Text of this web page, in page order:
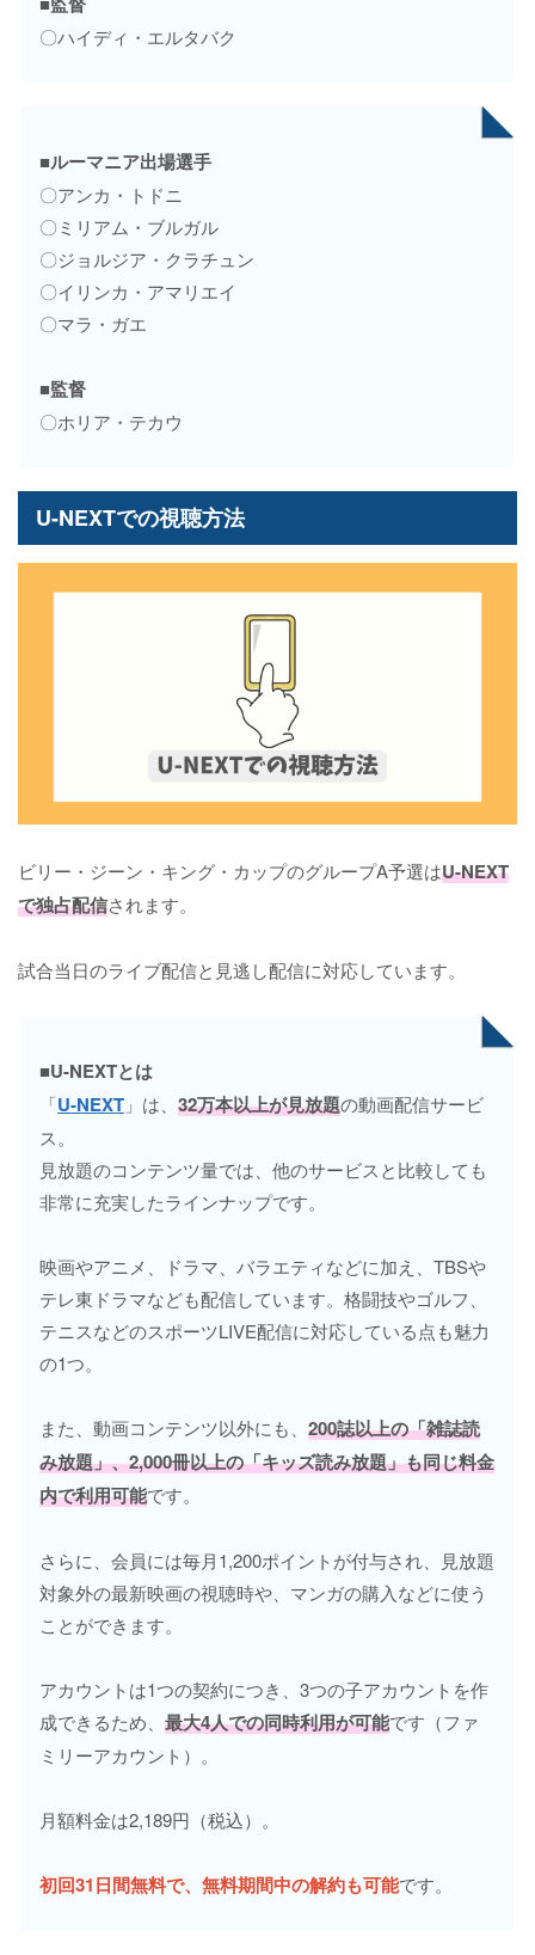
〇ハイディ・エルタバク
■ルーマニア出場選手
〇アンカ・トドニ
〇ミリアム・ブルガル
〇ジョルジア・クラチュン
〇イリンカ・アマリエイ
〇マラ・ガエ
■監督
〇ホリア・テカウ
U-NEXTでの視聴方法
ビリー・ジーン・キング・カップのグループA予選はU-NEXT
で独占配信されます。
試合当日のライブ配信と見逃し配信に対応しています。
■U-NEXTとは
「U-NEXT」は、 32万本以上が見放題の動画配信サービ
ス。
見放題のコンテンツ量では、他のサービスと比較しても
非常に充実したラインナップです。
映画やアニメ、ドラマ、バラエティなどに加え、TBSや
テレ東ドラマなども配信しています。格闘技やゴルフ、
テニスなどのスポーツLIVE配信に対応している点も魅力
の1つ。
また、動画コンテンツ以外にも、 200誌以上の「雑誌読
み放題」、2,000冊以上の「キッズ読み放題」も同じ料金
内で利用可能です。
さらに、会員には毎月1,200ポイントが付与され、見放題
対象外の最新映画の視聴時や、マンガの購入などに使う
ことができます。
アカウントは1つの契約につき、3つの子アカウントを作
成できるため、 最大4人での同時利用が可能です（ファ
ミリーアカウント）。
月額料金は2,189円（税込）。
初回31日間無料で、無料期間中の解約も可能です。